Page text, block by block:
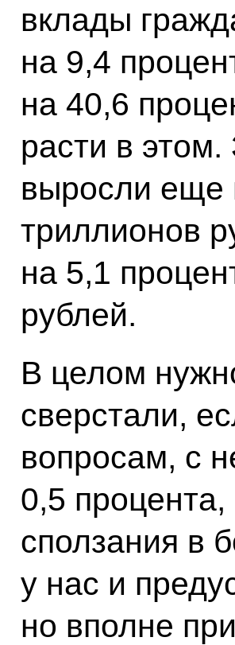
вклады
на 9,4
на 40,6
расти в
выросли еще
триллионов
на 5,1
рублей.
В целом
сверстали,
вопросам, с
0,5
сползания в
у нас и
но вполне